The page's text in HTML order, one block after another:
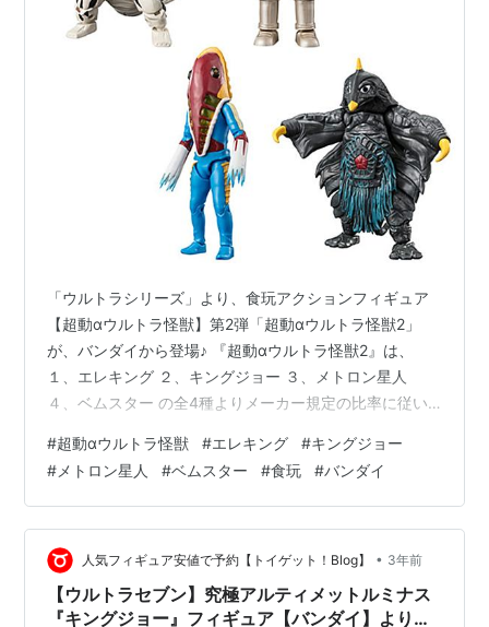
「ウルトラシリーズ」より、食玩アクションフィギュア
【超動αウルトラ怪獣】第2弾「超動αウルトラ怪獣2」
が、バンダイから登場♪ 『超動αウルトラ怪獣2』は、
１、エレキング ２、キングジョー ３、メトロン星人
４、ベムスター の全4種よりメーカー規定の比率に従い
「エレキング」はシッポの造形がヨキ☆ 再録「ベムスタ
ー」は、飛行形態時のお顔の再現度が高くて草♪ フィギュ
アの基本サイズは、 全高：約11cm x 全幅：約5cm。
【食玩】ウルトラマンシリーズ『超動αウルトラ怪獣2』
可動フィギュア 4個入りBOXは、バンダイより2024年08
月発売の…
#超動αウルトラ怪獣 #エレキング #キングジョー
# メトロン星人 #ベムスター #食玩 #バンダイ
人気フィギュア安値で予約【トイゲット！Blog】 • 3年前
【ウルトラセブン】究極アルティメットルミナス
『キングジョー』フィギュア【バンダイ】より